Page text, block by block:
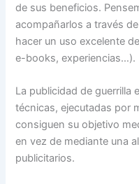
de sus beneficios.
acompañarlos a través
hacer un uso excelente
e-books, experiencias…).
La publicidad de guerrilla
técnicas, ejecutadas por
consiguen su objetivo
en vez de mediante una
publicitarios.